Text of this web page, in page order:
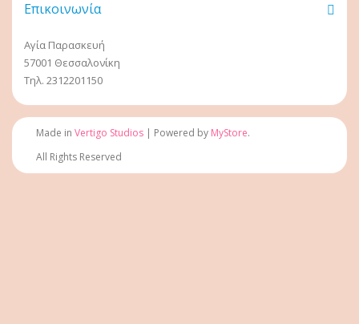
Επικοινωνία
Αγία Παρασκευή
57001 Θεσσαλονίκη
Τηλ. 2312201150
Made in Vertigo Studios | Powered by MyStore.
All Rights Reserved